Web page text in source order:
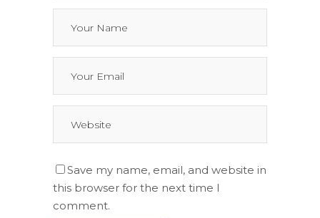
Save my name, email, and website in
this browser for the next time I
comment.